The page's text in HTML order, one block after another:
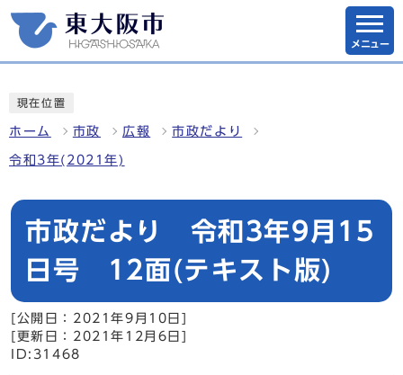
メニュー
現在位置
ホーム 市政 広報 市政だより
令和3年(2021年)
市政だより 令和3年9月15
日号 12面(テキスト版)
[公開日：2021年9月10日]
[更新日：2021年12月6日]
ID:31468